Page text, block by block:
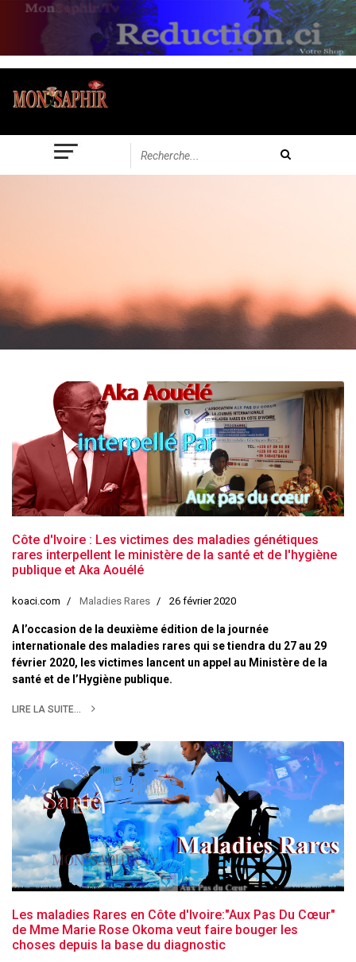
Côte d'Ivoire : Les victimes des maladies génétiques
rares interpellent le ministère de la santé et de l'hygiène
publique et Aka Aouélé
koaci.com Maladies Rares 26 février 2020
A l’occasion de la deuxième édition de la journée
internationale des maladies rares qui se tiendra du 27 au 29
février 2020, les victimes lancent un appel au Ministère de la
santé et de l’Hygiène publique.
LIRE LA SUITE...
Les maladies Rares en Côte d'Ivoire:"Aux Pas Du Cœur"
de Mme Marie Rose Okoma veut faire bouger les
choses depuis la base du diagnostic